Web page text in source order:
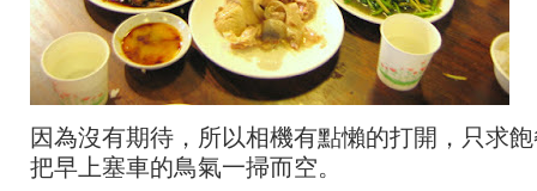
因為沒有期待，所以相機有點懶的打開，只求
把早上塞車的鳥氣一掃而空。